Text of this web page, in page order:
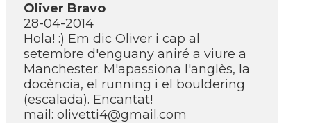
Oliver Bravo
28-04-2014
Hola! :) Em dic Oliver i cap al
setembre d'enguany aniré a viure a
Manchester. M'apassiona l'anglès, la
docència, el running i el bouldering
(escalada). Encantat!
mail: olivetti4@gmail.com